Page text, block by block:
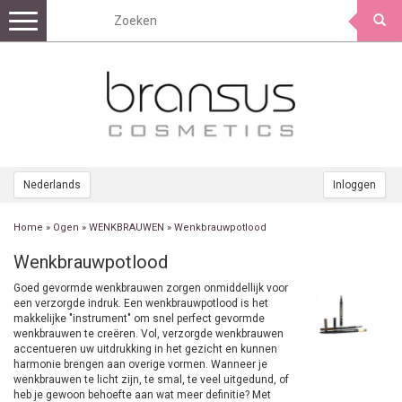
Nederlands Inloggen
Toggle
navigation
Home » Ogen » WENKBRAUWEN » Wenkbrauwpotlood
Wenkbrauwpotlood
Goed gevormde wenkbrauwen zorgen onmiddellijk voor
een verzorgde indruk. Een wenkbrauwpotlood is het
makkelijke "instrument" om snel perfect gevormde
wenkbrauwen te creëren. Vol, verzorgde wenkbrauwen
accentueren uw uitdrukking in het gezicht en kunnen
harmonie brengen aan overige vormen. Wanneer je
wenkbrauwen te licht zijn, te smal, te veel uitgedund, of
heb je gewoon behoefte aan wat meer definitie? Met